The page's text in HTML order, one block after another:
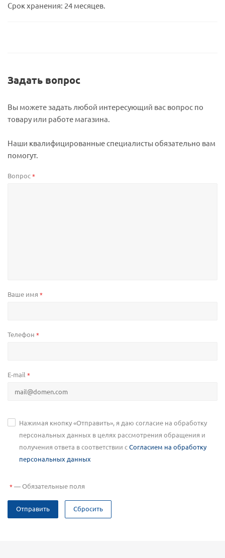
Срок хранения: 24 месяцев.
Задать вопрос
Вы можете задать любой интересующий вас вопрос по
товару или работе магазина.
Наши квалифицированные специалисты обязательно вам
помогут.
Вопрос*
Ваше имя *
Телефон *
E-mail *
Нажимая кнопку «Отправить», я даю согласие на обработку
персональных данных в целях рассмотрения обращения и
получения ответа в соответствии сСогласием на обработку
персональных данных
*—Обязательные поля
Отправить Сбросить